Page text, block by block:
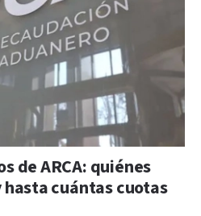
de ARCA: quiénes
cuántas cuotas